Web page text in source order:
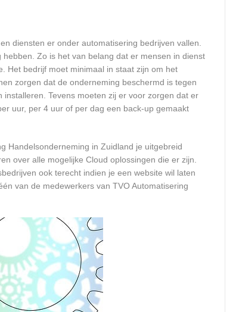
diensten er onder automatisering bedrijven vallen.
Zo is het van belang dat er mensen in dienst
Het bedrijf moet minimaal in staat zijn om het
zorgen dat de onderneming beschermd is tegen
Tevens moeten zij er voor zorgen dat er
uur, per 4 uur of per dag een back-up gemaakt
Handelsonderneming in Zuidland je uitgebreid
over alle mogelijke Cloud oplossingen die er zijn.
ook terecht indien je een website wil laten
van de medewerkers van TVO Automatisering